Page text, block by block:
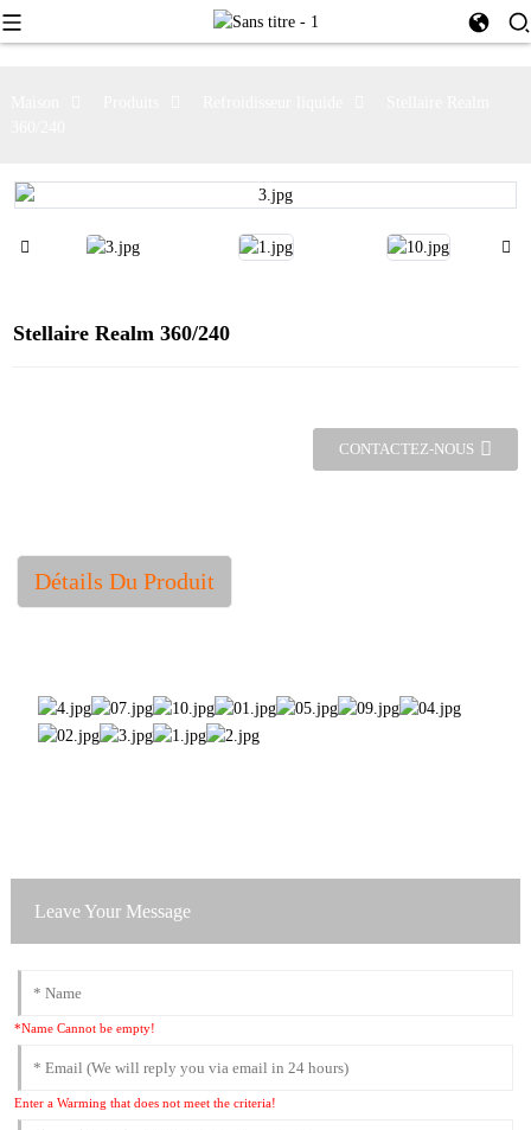
Stellaire Realm 360/240
CONTACTEZ-NOUS
Détails Du Produit
Leave Your Message
*Name Cannot be empty!
Enter a Warming that does not meet the criteria!